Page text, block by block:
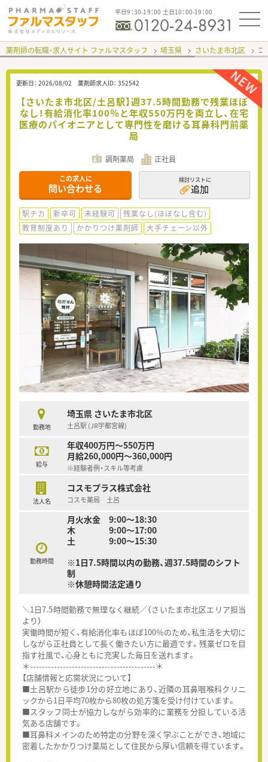
平日9：30-19：00 土日10：00-19：00
薬剤師の転職・求人サイト ファルマスタッフ 埼玉県 さいたま市北区
更新日： 2026/08/02 薬剤師求人ID： 352542
【さいたま市北区/土呂駅】週37.5時間勤務で残業ほぼ
なし！有給消化率100％と年収550万円を両立し、在宅
医療のパイオニアとして専門性を磨ける耳鼻科門前薬
局
調剤薬局 正社員
この求人に
問い合わせる
検討リストに
追加
駅チカ 新卒可 未経験可
残業なし(ほぼなし含む)
教育制度あり
かかりつけ薬剤師 大手チェーン以外
勤務地
埼玉県 さいたま市北区
土呂駅 (JR宇都宮線)
給与
年収400万円～550万円
月給260,000円～360,000円
※経験者例・スキル等考慮
法人名
コスモプラス株式会社
コスモ薬局 土呂
勤務時間
月火水金 9:00〜18:30
木 9:00～17:00
土 9:00〜15:30
※1日7.5時間以内の勤務、週37.5時間のシフト
制
※休憩時間法定通り
＼1日7.5時間勤務で無理なく継続／（さいたま市北区エリア担当
より）
実働時間が短く、有給消化率もほぼ100％のため、私生活を大切に
しながら正社員として長く働きたい方に最適です。残業ゼロを目
指す社風で、心身ともに充実した毎日を送れます。
＊------------------------------------------＊
【店舗情報と応需状況について】
■土呂駅から徒歩1分の好立地にあり、近隣の耳鼻咽喉科クリニ
ックから1日平均70枚から80枚の処方箋を受け付けています。
■スタッフ同士が協力しながら効率的に業務を分担している活
気ある店舗です。
■耳鼻科メインのため特定の分野を深く学ぶことができ、地域に
密着したかかりつけ薬局として住民から厚い信頼を得ています。